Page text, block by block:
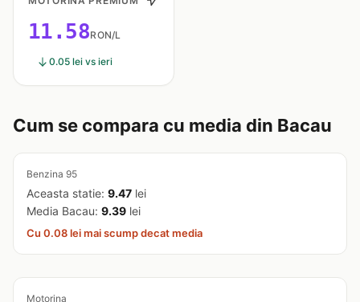
11.58RON/L
0.05 lei vs ieri
Cum se compara cu media din Bacau
Benzina 95
Aceasta statie: 9.47 lei
Media Bacau: 9.39 lei
Cu 0.08 lei mai scump decat media
Motorina